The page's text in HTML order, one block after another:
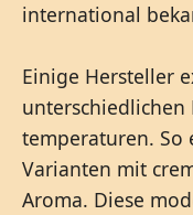
international
Einige Hersteller
unterschiedlichen
temperaturen. So
Varianten mit
Aroma. Diese